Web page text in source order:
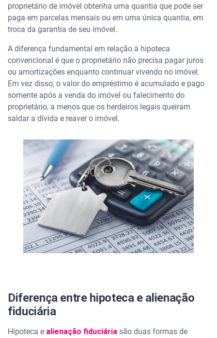
proprietário de imóvel obtenha uma quantia que pode ser
paga em parcelas mensais ou em uma única quantia, em
troca da garantia de seu imóvel.
A diferença fundamental em relação à hipoteca
convencional é que o proprietário não precisa pagar juros
ou amortizações enquanto continuar vivendo no imóvel.
Em vez disso, o valor do empréstimo é acumulado e pago
somente após a venda do imóvel ou falecimento do
proprietário, a menos que os herdeiros legais queiram
saldar a dívida e reaver o imóvel.
Diferença entre hipoteca e alienação
fiduciária
Hipoteca e alienação fiduciária são duas formas de